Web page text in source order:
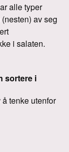
alle typer
av seg
i salaten.
sortere i
tenke utenfor